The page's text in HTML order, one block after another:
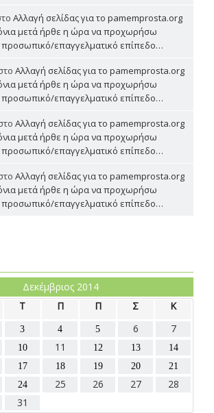
Αλλαγή σελίδας για το pamemprosta.org
μετά ήρθε η ώρα να προχωρήσω
επαγγελματικό επίπεδο…
Αλλαγή σελίδας για το pamemprosta.org
μετά ήρθε η ώρα να προχωρήσω
επαγγελματικό επίπεδο…
Αλλαγή σελίδας για το pamemprosta.org
μετά ήρθε η ώρα να προχωρήσω
επαγγελματικό επίπεδο…
Αλλαγή σελίδας για το pamemprosta.org
μετά ήρθε η ώρα να προχωρήσω
επαγγελματικό επίπεδο…
Δεκέμβριος 2014
Τ Π Π Σ Κ
3 4 5 6 7
10 11 12 13
14
17 18 19 20
21
24 25 26 27
28
31